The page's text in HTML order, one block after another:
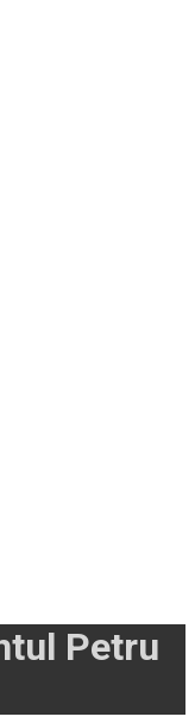
Petru